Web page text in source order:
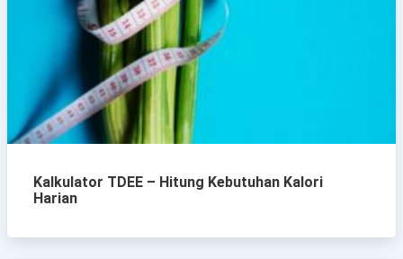
Kalkulator TDEE – Hitung Kebutuhan Kalori
Harian